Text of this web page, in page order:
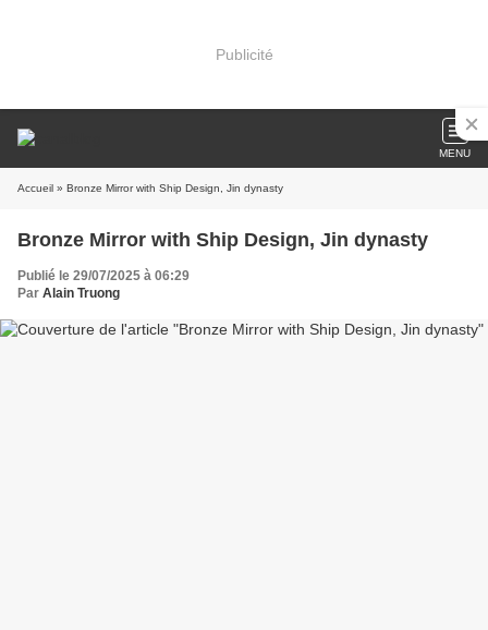
Publicité
MENU
Accueil » Bronze Mirror with Ship Design, Jin dynasty
Bronze Mirror with Ship Design, Jin dynasty
Publié le 29/07/2025 à 06:29
Par Alain Truong